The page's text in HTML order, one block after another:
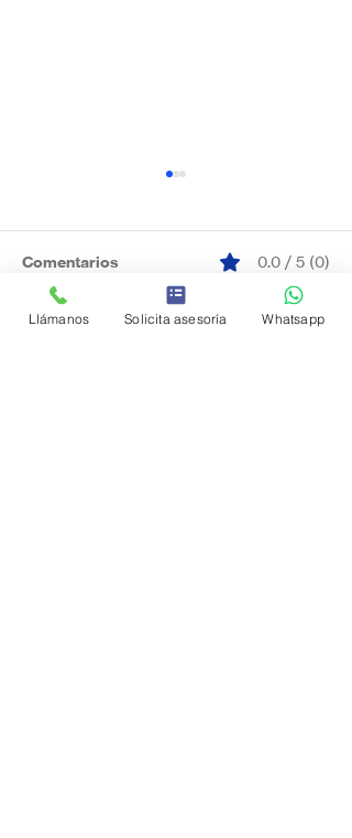
Comentarios 0.0 / 5 (0)
Llámanos Solicita asesoría Whatsapp